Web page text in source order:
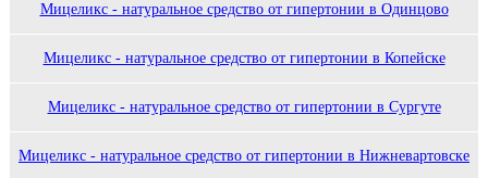
Мицеликс - натуральное средство от гипертонии в Одинцово
Мицеликс - натуральное средство от гипертонии в Копейске
Мицеликс - натуральное средство от гипертонии в Сургуте
Мицеликс - натуральное средство от гипертонии в Нижневартовске